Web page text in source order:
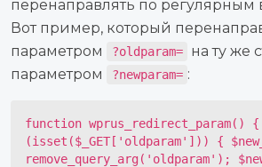
перенаправлять по
Вот пример, который
параметром
?oldparam=
на ту же
параметром
?newparam= :
function wprus_redirect_param()
(isset($_GET['oldparam'])) {
remove_query_arg('oldparam');